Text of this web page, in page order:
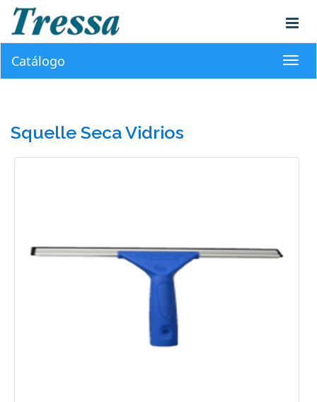
Catálogo
Squelle Seca Vidrios